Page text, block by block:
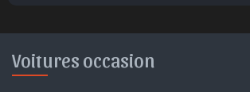
Voitures occasion